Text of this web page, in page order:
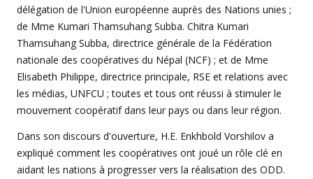
délégation de l'Union européenne auprès des Nations unies ;
de Mme Kumari Thamsuhang Subba. Chitra Kumari
Thamsuhang Subba, directrice générale de la Fédération
nationale des coopératives du Népal (NCF) ; et de Mme
Elisabeth Philippe, directrice principale, RSE et relations avec
les médias, UNFCU ; toutes et tous ont réussi à stimuler le
mouvement coopératif dans leur pays ou dans leur région.
Dans son discours d'ouverture, H.E. Enkhbold Vorshilov a
expliqué comment les coopératives ont joué un rôle clé en
aidant les nations à progresser vers la réalisation des ODD.